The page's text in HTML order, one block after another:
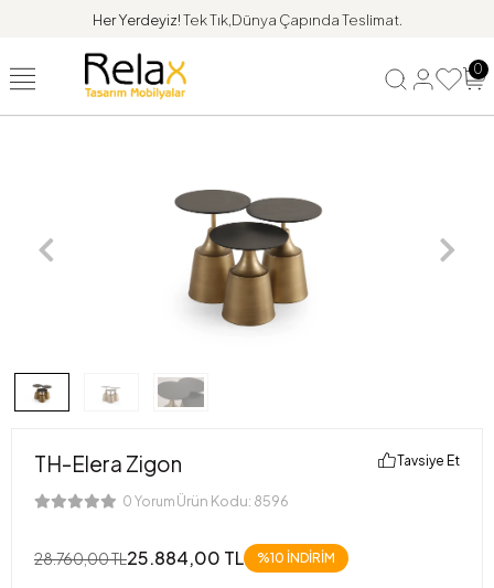
Her Yerdeyiz!Tek Tık,Dünya Çapında Teslimat.
0
TH-Elera Zigon
0 Yorum Ürün Kodu: 8596
Tavsiye Et
28.760,00 TL25.884,00 TL %10 İNDİRİM